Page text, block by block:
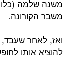
משבר הקורונה.
להוציא אותו